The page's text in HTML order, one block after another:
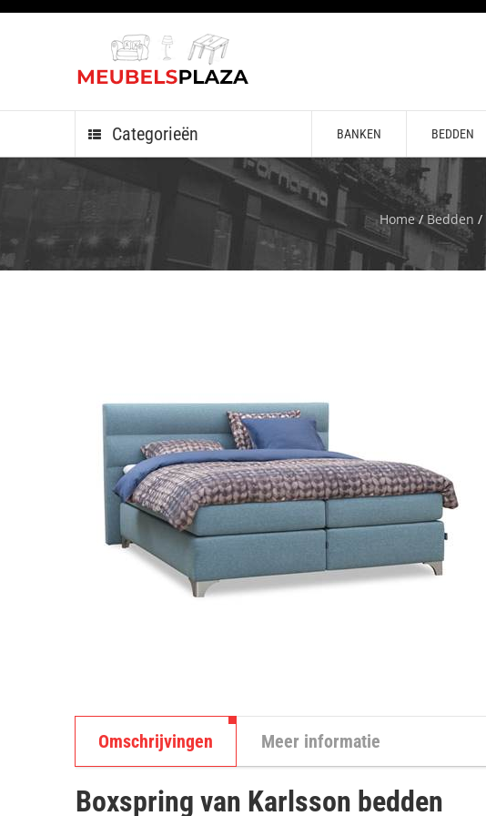
Categorieën BANKEN BEDDEN
Home/ Bedden /
Omschrijvingen Meer informatie
Boxspring van Karlsson bedden